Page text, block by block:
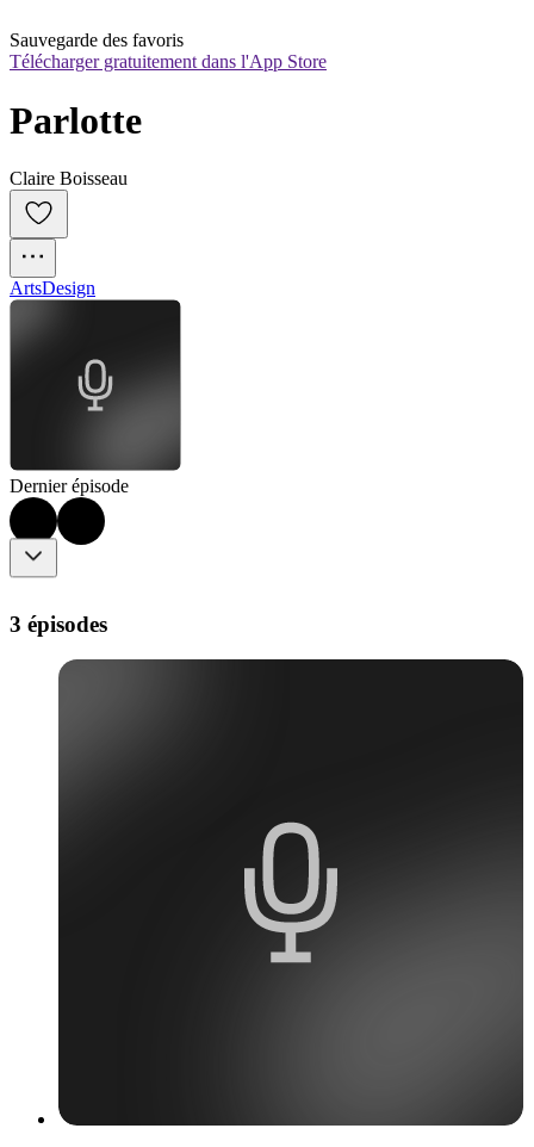
Sauvegarde des favoris
Télécharger gratuitement dans l'App Store
Parlotte
Claire Boisseau
ArtsDesign
Dernier épisode
3 épisodes